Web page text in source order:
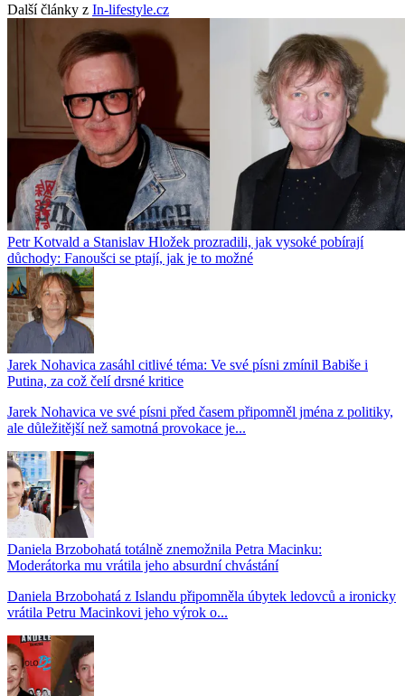
Další články z In-lifestyle.cz
Petr Kotvald a Stanislav Hložek prozradili, jak vysoké pobírají
důchody: Fanoušci se ptají, jak je to možné
Jarek Nohavica zasáhl citlivé téma: Ve své písni zmínil Babiše i
Putina, za což čelí drsné kritice
Jarek Nohavica ve své písni před časem připomněl jména z politiky,
ale důležitější než samotná provokace je...
Daniela Brzobohatá totálně znemožnila Petra Macinku:
Moderátorka mu vrátila jeho absurdní chvástání
Daniela Brzobohatá z Islandu připomněla úbytek ledovců a ironicky
vrátila Petru Macinkovi jeho výrok o...